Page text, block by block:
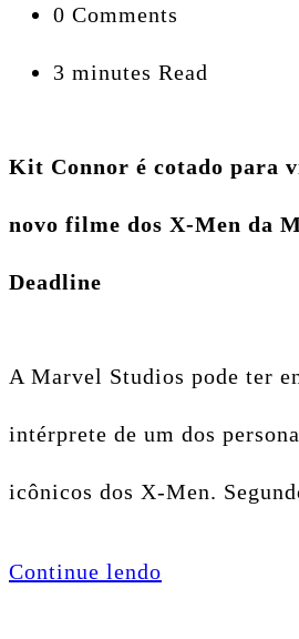
0 Comments
3 minutes Read
Kit Connor é cotado para
novo filme dos X-Men da
Deadline
A Marvel Studios pode ter
intérprete de um dos
icônicos dos X-Men.
Continue lendo